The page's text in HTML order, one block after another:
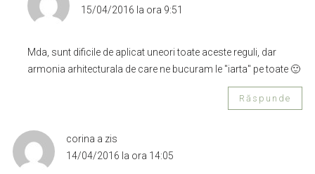
15/04/2016 la ora 9:51
Mda, sunt dificile de aplicat uneori toate aceste reguli, dar
armonia arhitecturala de care ne bucuram le "iarta" pe toate 🙂
Răspunde
corina a zis
14/04/2016 la ora 14:05